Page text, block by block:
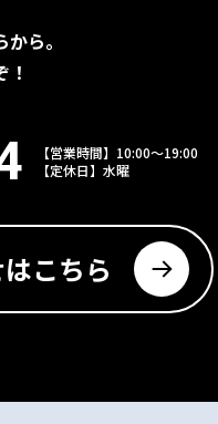
ら。
【営業時間】10:00～19:00
【定休日】水曜
こちら